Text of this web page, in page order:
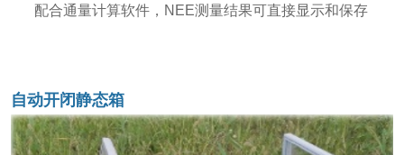
配合通量计算软件，NEE测量结果可直接显示和保存
自动开闭静态箱